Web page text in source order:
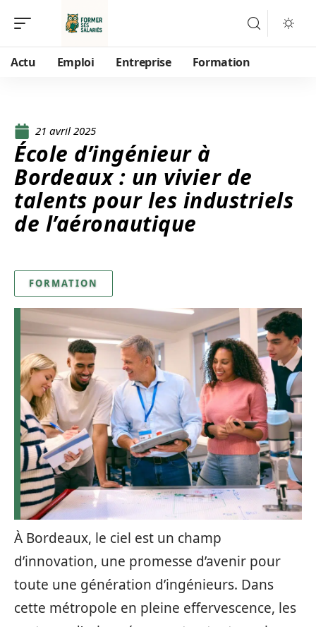
Actu Emploi Entreprise Formation
21 avril 2025
École d’ingénieur à
Bordeaux : un vivier de
talents pour les industriels
de l’aéronautique
FORMATION
À Bordeaux, le ciel est un champ
d’innovation, une promesse d’avenir pour
toute une génération d’ingénieurs. Dans
cette métropole en pleine effervescence, les